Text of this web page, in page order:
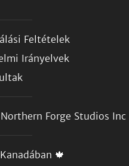
Feltételek
Irányelvek
Northern Forge Studios Inc
🍁